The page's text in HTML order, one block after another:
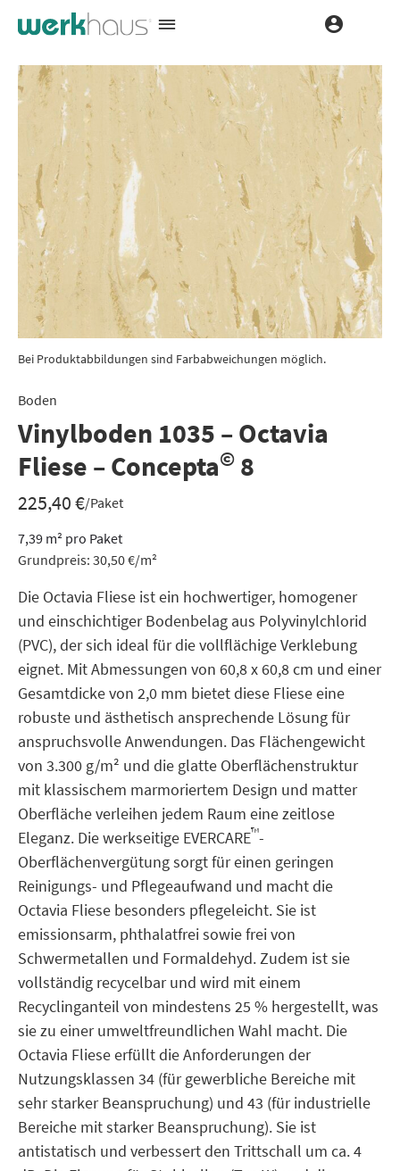
Bei Produktabbildungen sind Farbabweichungen möglich.
Boden
Vinylboden 1035 – Octavia
Fliese – Concepta© 8
225,40€/Paket
7,39 m² pro Paket
Grundpreis: 30,50€/m²
Die Octavia Fliese ist ein hochwertiger, homogener
und einschichtiger Bodenbelag aus Polyvinylchlorid
(PVC), der sich ideal für die vollflächige Verklebung
eignet. Mit Abmessungen von 60,8 x 60,8 cm und einer
Gesamtdicke von 2,0 mm bietet diese Fliese eine
robuste und ästhetisch ansprechende Lösung für
anspruchsvolle Anwendungen. Das Flächengewicht
von 3.300 g/m² und die glatte Oberflächenstruktur
mit klassischem marmoriertem Design und matter
Oberfläche verleihen jedem Raum eine zeitlose
Eleganz. Die werkseitige EVERCARE™-
Oberflächenvergütung sorgt für einen geringen
Reinigungs- und Pflegeaufwand und macht die
Octavia Fliese besonders pflegeleicht. Sie ist
emissionsarm, phthalatfrei sowie frei von
Schwermetallen und Formaldehyd. Zudem ist sie
vollständig recycelbar und wird mit einem
Recyclinganteil von mindestens 25 % hergestellt, was
sie zu einer umweltfreundlichen Wahl macht. Die
Octavia Fliese erfüllt die Anforderungen der
Nutzungsklassen 34 (für gewerbliche Bereiche mit
sehr starker Beanspruchung) und 43 (für industrielle
Bereiche mit starker Beanspruchung). Sie ist
antistatisch und verbessert den Trittschall um ca. 4